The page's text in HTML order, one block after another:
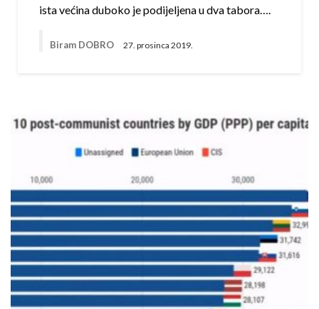
ista većina duboko je podijeljena u dva tabora….
Biram DOBRO 27. prosinca 2019.